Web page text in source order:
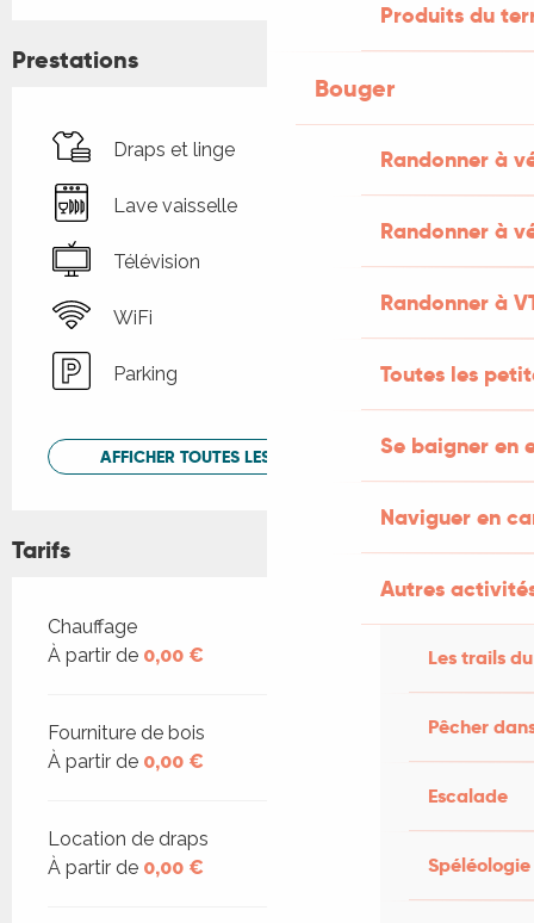
Produits du
Bouger
Randonner à
Randonner à
Randonner à
Toutes les
Se baigner en
Naviguer en
Autres
Les trails
Pêcher
Escalade
Spéléologie
Prestations
Draps et linge
Lave vaisselle
Télévision
WiFi
Parking
AFFICHER TOUTES LES PRESTATIONS
Tarifs
Tarifs 2026
Chauffage
À partir de 0,00 €
Fourniture de bois
À partir de 0,00 €
Location de draps
À partir de 0,00 €